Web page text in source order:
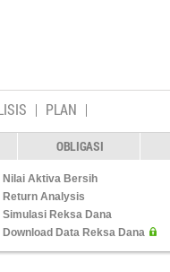
PLAN
OBLIGASI
Nilai Aktiva Bersih
Return Analysis
Simulasi Reksa Dana
Download Data Reksa Dana